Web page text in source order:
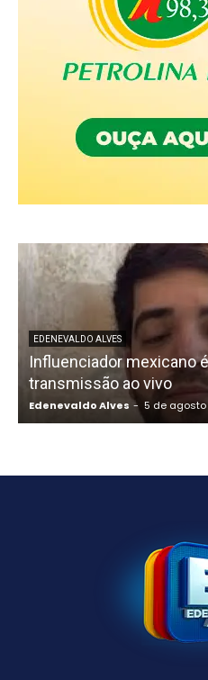
EDENEVALDO ALVES
Influenciador mexicano
transmissão ao vivo
Edenevaldo Alves - 5 de